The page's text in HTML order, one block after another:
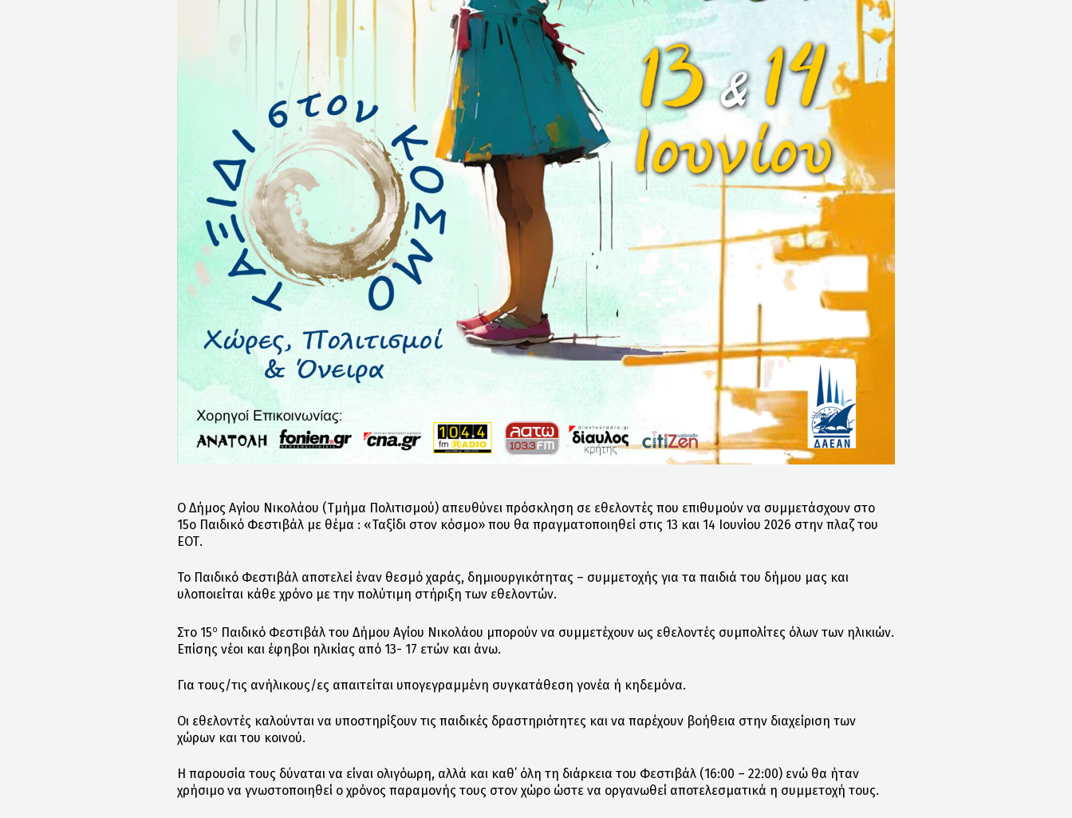
Ο Δήμος Αγίου Νικολάου (Τμήμα Πολιτισμού) απευθύνει πρόσκληση σε εθελοντές που επιθυμούν να συμμετάσχουν στο
15ο Παιδικό Φεστιβάλ με θέμα : «Ταξίδι στον κόσμο» που θα πραγματοποιηθεί στις 13 και 14 Ιουνίου 2026 στην πλαζ του
ΕΟΤ.
Το Παιδικό Φεστιβάλ αποτελεί έναν θεσμό χαράς, δημιουργικότητας – συμμετοχής για τα παιδιά του δήμου μας και
υλοποιείται κάθε χρόνο με την πολύτιμη στήριξη των εθελοντών.
Στο 15ο
Παιδικό Φεστιβάλ του Δήμου Αγίου Νικολάου μπορούν να συμμετέχουν ως εθελοντές συμπολίτες όλων των ηλικιών.
Επίσης νέοι και έφηβοι ηλικίας από 13- 17 ετών και άνω.
Για τους/τις ανήλικους/ες απαιτείται υπογεγραμμένη συγκατάθεση γονέα ή κηδεμόνα.
Οι εθελοντές καλούνται να υποστηρίξουν τις παιδικές δραστηριότητες και να παρέχουν βοήθεια στην διαχείριση των
χώρων και του κοινού.
Η παρουσία τους δύναται να είναι ολιγόωρη, αλλά και καθ΄ όλη τη διάρκεια του Φεστιβάλ (16:00 – 22:00) ενώ θα ήταν
χρήσιμο να γνωστοποιηθεί ο χρόνος παραμονής τους στον χώρο ώστε να οργανωθεί αποτελεσματικά η συμμετοχή τους.